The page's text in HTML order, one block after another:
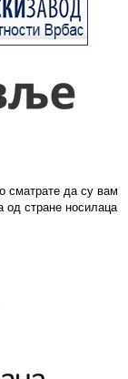
сматрате да су вам
од стране носилаца